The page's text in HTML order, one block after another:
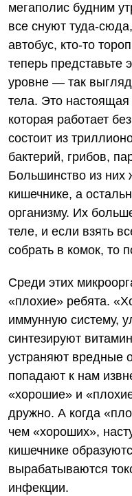
мегаполис будним
все снуют туда-
автобус, кто-то
теперь представьте
уровне — так
тела. Это
которая работает
состоит из
бактерий, грибов,
Большинство из них
кишечнике, а
организму. Их
теле, и если взять
собрать в комок, то
Среди этих
«плохие» ребята.
иммунную систему,
синтезируют
устраняют вредные
попадают к нам
«хорошие» и
дружно. А когда
чем «хороших»,
кишечнике
вырабатываются
инфекции.